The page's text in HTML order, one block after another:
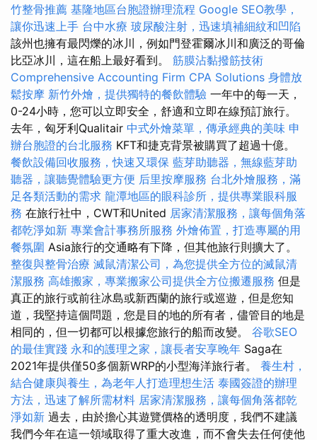
竹整骨推薦 基隆地區台胞證辦理流程 Google SEO教學，
讓你迅速上手 台中水療 玻尿酸注射，迅速填補細紋和凹陷
該州也擁有最閃爍的冰川，例如門登霍爾冰川和廣泛的哥倫
比亞冰川，這在船上最好看到。 筋膜沾黏撥筋技術
Comprehensive Accounting Firm CPA Solutions 身體放
鬆按摩 新竹外燴，提供獨特的餐飲體驗 一年中的每一天，
0-24小時，您可以立即安全，舒適和立即在線預訂旅行。
去年，匈牙利Qualitair 中式外燴菜單，傳承經典的美味 申
辦台胞證的台北服務 KFT和捷克背景被購買了超過十億。
餐飲設備回收服務，快速又環保 藍芽助聽器，無線藍芽助
聽器，讓聽覺體驗更方便 后里按摩服務 台北外燴服務，滿
足各類活動的需求 龍潭地區的眼科診所，提供專業眼科服
務 在旅行社中，CWT和United 居家清潔服務，讓每個角落
都乾淨如新 專業會計事務所服務 外燴佈置，打造專屬的用
餐氛圍 Asia旅行的交通略有下降，但其他旅行則擴大了。
整復與整骨治療 滅鼠清潔公司，為您提供全方位的滅鼠清
潔服務 高雄搬家，專業搬家公司提供全方位搬遷服務 但是
真正的旅行或前往冰島或新西蘭的旅行或巡遊，但是您知
道，我堅持這個問題，您是目的地的所有者，儘管目的地是
相同的，但一切都可以根據您旅行的船而改變。 谷歌SEO
的最佳實踐 永和的護理之家，讓長者安享晚年 Saga在
2021年提供僅50多個新WRP的小型海洋旅行者。 養生村，
結合健康與養生，為老年人打造理想生活 泰國簽證的辦理
方法，迅速了解所需材料 居家清潔服務，讓每個角落都乾
淨如新 過去，由於擔心其遊覽價格的透明度，我們不建議
我們今年在這一領域取得了重大改進，而不會失去任何使他